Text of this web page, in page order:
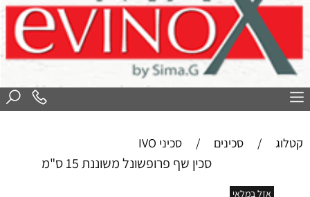
קטלוג / סכינים / סכיני IVO
סכין שף פרופשונל משוננת 15 ס"מ
אזל במלאי